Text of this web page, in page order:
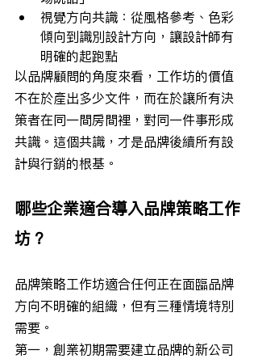
視覺方向共識：從風格參考、色彩
傾向到識別設計方向，讓設計師有
明確的起跑點
以品牌顧問的角度來看，工作坊的價值
不在於產出多少文件，而在於讓所有決
策者在同一間房間裡，對同一件事形成
共識。這個共識，才是品牌後續所有設
計與行銷的根基。
哪些企業適合導入品牌策略工作
坊？
品牌策略工作坊適合任何正在面臨品牌
方向不明確的組織，但有三種情境特別
需要。
第一，創業初期需要建立品牌的新公司